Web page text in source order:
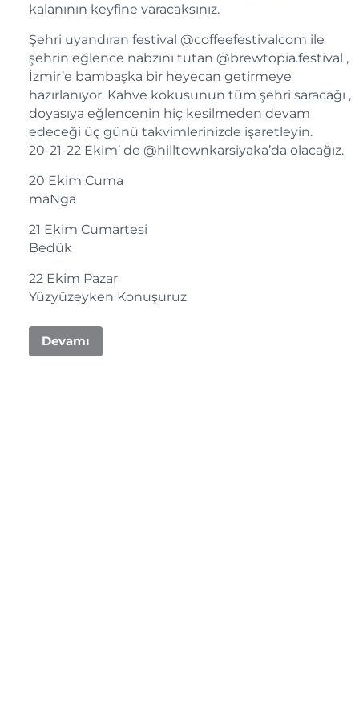
kalanının keyfine varacaksınız.
Şehri uyandıran festival @coffeefestivalcom ile
şehrin eğlence nabzını tutan @brewtopia.festival ,
İzmir’e bambaşka bir heyecan getirmeye
hazırlanıyor. Kahve kokusunun tüm şehri saracağı ,
doyasıya eğlencenin hiç kesilmeden devam
edeceği üç günü takvimlerinizde işaretleyin.
20-21-22 Ekim’ de @hilltownkarsiyaka’da olacağız.
20 Ekim Cuma
maNga
21 Ekim Cumartesi
Bedük
22 Ekim Pazar
Yüzyüzeyken Konuşuruz
Devamı